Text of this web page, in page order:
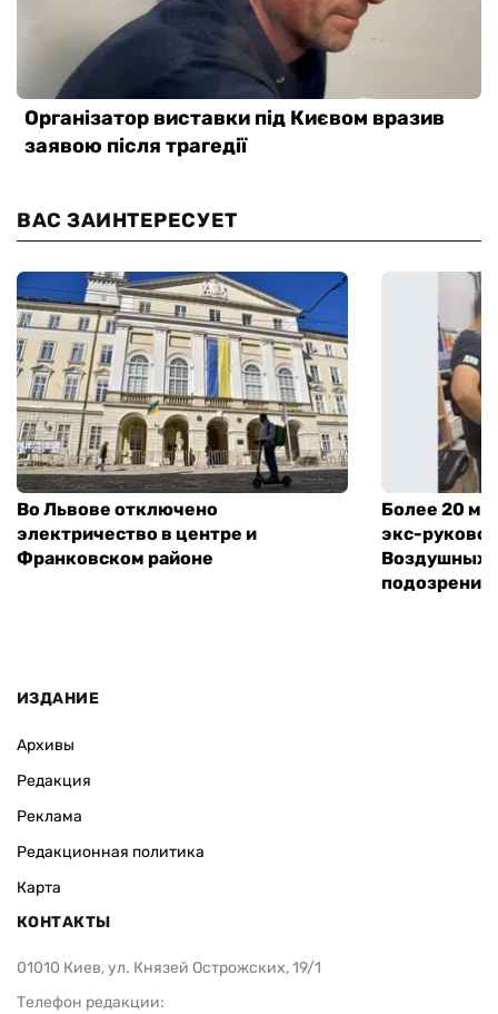
ВАС ЗАИНТЕРЕСУЕТ
Во Львове отключено
электричество в центре и
Франковском районе
Более 20
экс-
Воздушных
подозрение
ИЗДАНИЕ
Архивы
Редакция
Реклама
Редакционная политика
Карта
КОНТАКТЫ
01010 Киев, ул. Князей Острожских, 19/1
Телефон редакции: